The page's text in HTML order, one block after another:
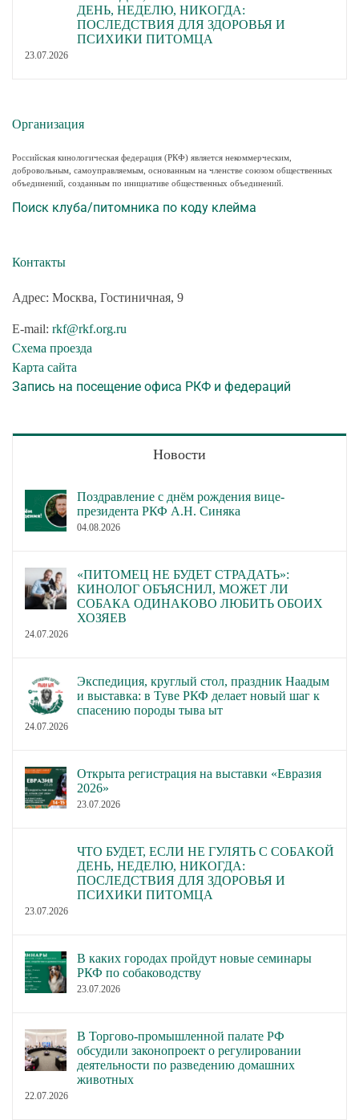
ДЕНЬ, НЕДЕЛЮ, НИКОГДА:
ПОСЛЕДСТВИЯ ДЛЯ ЗДОРОВЬЯ И
ПСИХИКИ ПИТОМЦА
23.07.2026
Организация
Российская кинологическая федерация (РКФ) является некоммерческим,
добровольным, самоуправляемым, основанным на членстве союзом общественных
объединений, созданным по инициативе общественных объединений.
Поиск клуба/питомника по коду клейма
Контакты
Адрес: Москва, Гостиничная, 9
E-mail: rkf@rkf.org.ru
Схема проезда
Карта сайта
Запись на посещение офиса РКФ и федераций
Новости
Поздравление с днём рождения вице-
президента РКФ А.Н. Синяка
04.08.2026
«ПИТОМЕЦ НЕ БУДЕТ СТРАДАТЬ»:
КИНОЛОГ ОБЪЯСНИЛ, МОЖЕТ ЛИ
СОБАКА ОДИНАКОВО ЛЮБИТЬ ОБОИХ
ХОЗЯЕВ
24.07.2026
Экспедиция, круглый стол, праздник Наадым
и выставка: в Туве РКФ делает новый шаг к
спасению породы тыва ыт
24.07.2026
Открыта регистрация на выставки «Евразия
2026»
23.07.2026
ЧТО БУДЕТ, ЕСЛИ НЕ ГУЛЯТЬ С СОБАКОЙ
ДЕНЬ, НЕДЕЛЮ, НИКОГДА:
ПОСЛЕДСТВИЯ ДЛЯ ЗДОРОВЬЯ И
ПСИХИКИ ПИТОМЦА
23.07.2026
В каких городах пройдут новые семинары
РКФ по собаководству
23.07.2026
В Торгово-промышленной палате РФ
обсудили законопроект о регулировании
деятельности по разведению домашних
животных
22.07.2026